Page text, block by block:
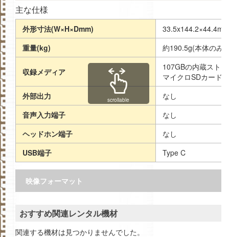
主な仕様
外形寸法(W×H×Dmm)
33.5x144.2×44.4mm
重量(kg)
約190.5g(本体のみ)
収録メディア
107GBの内蔵スト
マイクロSDカード
外部出力
なし
音声入力端子
なし
ヘッドホン端子
なし
USB端子
Type C
映像フォーマット
scrollable
おすすめ関連レンタル機材
関連する機材は見つかりませんでした。